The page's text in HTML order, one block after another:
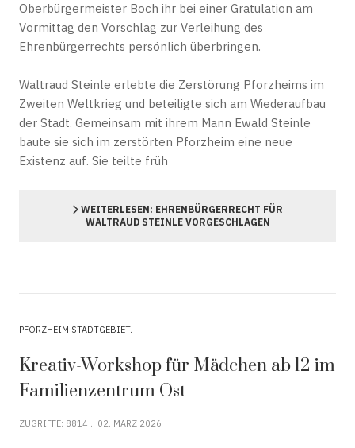
Oberbürgermeister Boch ihr bei einer Gratulation am
Vormittag den Vorschlag zur Verleihung des
Ehrenbürgerrechts persönlich überbringen.
Waltraud Steinle erlebte die Zerstörung Pforzheims im
Zweiten Weltkrieg und beteiligte sich am Wiederaufbau
der Stadt. Gemeinsam mit ihrem Mann Ewald Steinle
baute sie sich im zerstörten Pforzheim eine neue
Existenz auf. Sie teilte früh
WEITERLESEN: EHRENBÜRGERRECHT FÜR
WALTRAUD STEINLE VORGESCHLAGEN
PFORZHEIM STADTGEBIET
Kreativ-Workshop für Mädchen ab 12 im
Familienzentrum Ost
ZUGRIFFE: 8814 02. MÄRZ 2026